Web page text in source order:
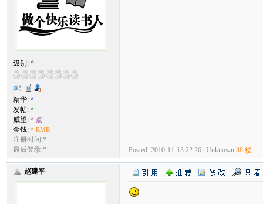
级别: *
精华: *
发帖: *
威望: * 点
金钱: * RMB
注册时间:*
最后登录:*
Posted: 2010-11-13 22:26 | Unknown 38 楼
赵建平